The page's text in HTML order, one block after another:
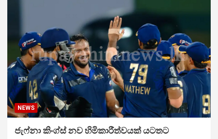
NEWS
ජැෆ්නා කිංග්ස් නව හිමිකාරීත්වයක් යටතට